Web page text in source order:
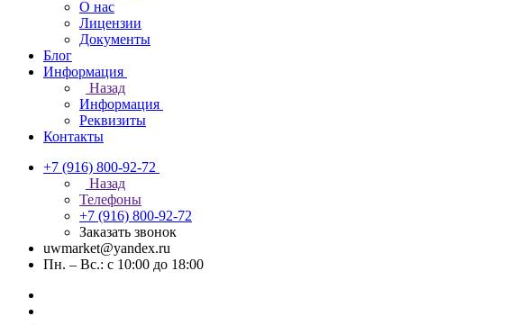
О нас
Лицензии
Документы
Блог
Информация
Назад
Информация
Реквизиты
Контакты
+7 (916) 800-92-72
Назад
Телефоны
+7 (916) 800-92-72
Заказать звонок
uwmarket@yandex.ru
Пн. – Вс.: с 10:00 до 18:00